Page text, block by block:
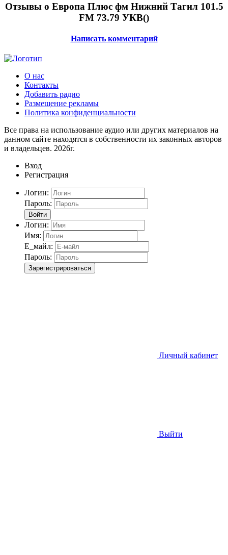
Отзывы о Европа Плюс фм Нижний Тагил 101.5
FM 73.79 УКВ()
Написать комментарий
О нас
Контакты
Добавить радио
Размещение рекламы
Политика конфиденциальности
Все права на использование аудио или других материалов на
данном сайте находятся в собственности их законных авторов
и владельцев. 2026г.
Вход
Регистрация
Логин:
Пароль:
Войти
Логин:
Имя:
Е_майл:
Пароль:
Зарегистрироваться
Личный кабинет
Выйти